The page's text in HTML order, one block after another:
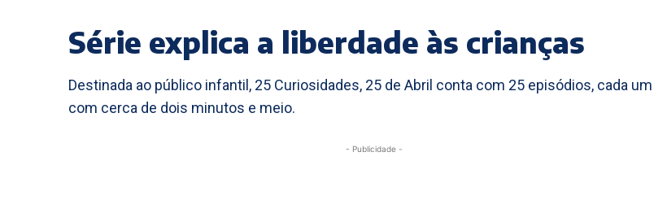
Série explica a liberdade às crianças
Destinada ao público infantil, 25 Curiosidades, 25 de Abril conta com 25 episódios, cada um
com cerca de dois minutos e meio.
- Publicidade -